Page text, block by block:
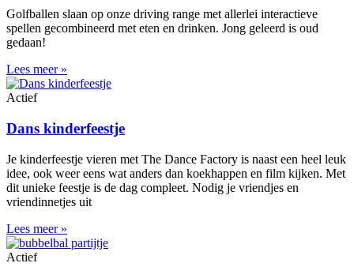
Golfballen slaan op onze driving range met allerlei interactieve
spellen gecombineerd met eten en drinken. Jong geleerd is oud
gedaan!
Lees meer »
Actief
Dans kinderfeestje
Je kinderfeestje vieren met The Dance Factory is naast een heel leuk
idee, ook weer eens wat anders dan koekhappen en film kijken. Met
dit unieke feestje is de dag compleet. Nodig je vriendjes en
vriendinnetjes uit
Lees meer »
Actief